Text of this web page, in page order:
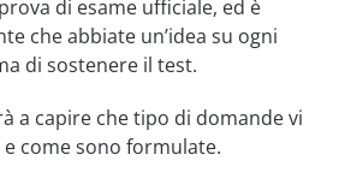
di esame ufficiale, ed è
che abbiate un’idea su ogni
di sostenere il test.
a capire che tipo di domande vi
come sono formulate.